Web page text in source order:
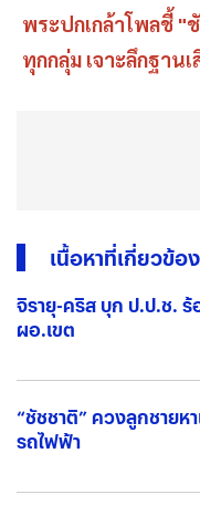
พระปกเกล้าโพลชี้ "
ทุกกลุ่ม เจาะลึกฐานเ
เนื้อหาที่เกี่ยวข้อง
จิรายุ-คริส บุก ป.ป.ช.
ผอ.เขต
“ชัชชาติ” ควงลูกชายห
รถไฟฟ้า